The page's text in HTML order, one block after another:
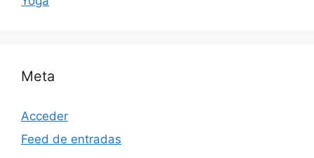
Meta
Acceder
Feed de entradas